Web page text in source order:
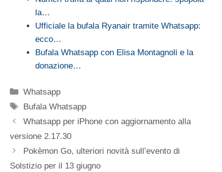
la…
Ufficiale la bufala Ryanair tramite Whatsapp:
ecco…
Bufala Whatsapp con Elisa Montagnoli e la
donazione…
Categorie
Whatsapp
Tag
Bufala Whatsapp
Whatsapp per iPhone con aggiornamento alla
versione 2.17.30
Pokèmon Go, ulteriori novità sull’evento di
Solstizio per il 13 giugno